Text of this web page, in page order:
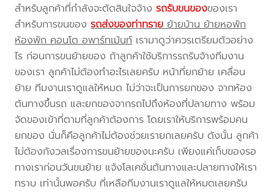
สำหรับลูกค้าที่กำลังจะตัดสินใจจ้างรถรับขนของของเรา
สำหรับการขนของรถส่งของท่าทรายย้ายบ้าน ย้ายหอพัก
ห้องพัก คอนโด อพาร์ทเม้นท์เรามาดูว่าควรเตรียมตัวอย่าง
ไร ก่อนการขนย้ายของ ถ้าลูกค้าใช้บริการรถรับจ้างทีมงาน
ของเรา ลูกค้าไม่ต้องทำอะไรเลยครับ หน้าที่ยกย้าย เคลื่อน
ย้าย ทีมงานเราดูแลให้หมด ไม่ว่าจะเป็นการยกของ จากห้อง
ต้นทางขึ้นรถ และยกของจากรถไปถึงห้องที่ปลายทาง พร้อม
จัดของเข้าที่ตามที่ลูกค้าต้องการ โดยเราให้บริการพร้อมคน
ยกของ นั่นก็คือลูกค้าไม่ต้องช่วยเรายกเลยครับ ดังนั้น ลูกค้า
ไม่ต้องกังวลเรื่องการขนย้ายของนะครับ เพียงแค่เก็บของรอ
ทางเราก่อนวันขนย้าย แจ้งโลเคชั่นต้นทางและปลายทางให้เรา
ทราบ เท่านั้นพอครับ ที่เหลือทีมงานเราดูแลให้หมดเลยครับ